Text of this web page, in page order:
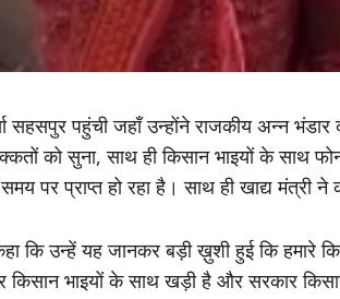
सहसपुर पहुंची जहाँ उन्होंने राजकीय अन्न
को सुना, साथ ही किसान भाइयों के साथ
पर प्राप्त हो रहा है। साथ ही खाद्य मंत्री
कि उन्हें यह जानकर बड़ी ख़ुशी हुई कि हमारे
किसान भाइयों के साथ खड़ी है और सरकार